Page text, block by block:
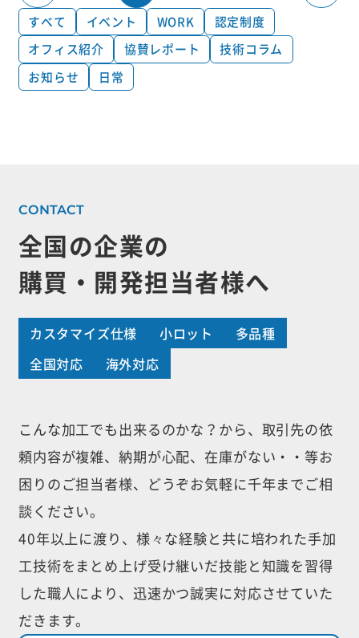
すべて イベント WORK
認定制度
オフィス紹介
協賛レポート
技術コラム
お知らせ
日常
全国の企業の
購買・開発担当者様へ
カスタマイズ仕様 小ロット
多品種
全国対応
海外対応
こんな加工でも出来るのかな？から、取引先の依
頼内容が複雑、納期が心配、 在庫がない・・等お
困りのご担当者様、どうぞお気軽に千年までご相
談ください。
40年以上に渡り、様々な経験と共に培われた手加
工技術をまとめ上げ受け継いだ技能と知識を習得
した職人により、迅速かつ誠実に対応させていた
だきます。